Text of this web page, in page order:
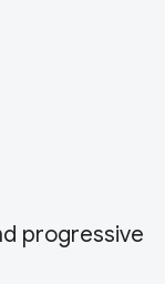
progressive